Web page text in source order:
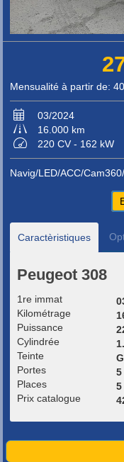
Mensualité à partir de:
03/2024
16.000 km
220 CV - 162 kW
Navig/LED/ACC/
Caractèristiques
Peugeot 308
1re immat
Kilométrage
Puissance
Cylindrée
Teinte
Portes
5
Places
5
Prix catalogue